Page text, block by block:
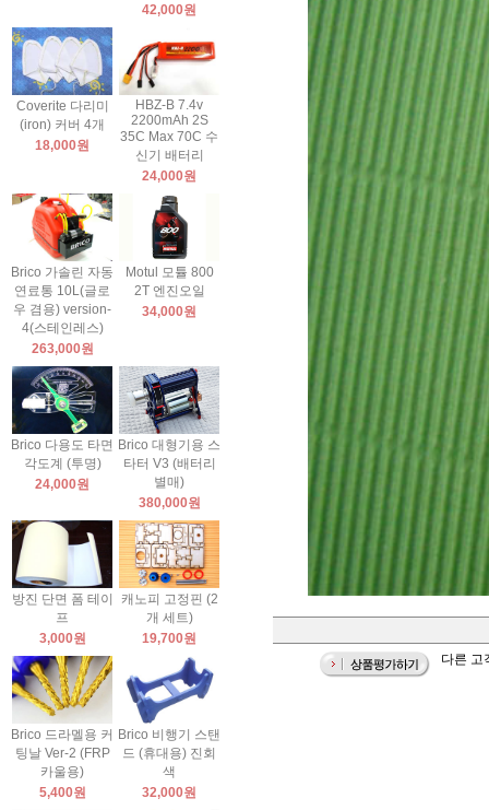
42,000원
Coverite 다리미
(iron) 커버 4개
18,000원
HBZ-B 7.4v
2200mAh 2S
35C Max 70C 수
신기 배터리
24,000원
Brico 가솔린 자동
연료통 10L(글로
우 겸용) version-
4(스테인레스)
263,000원
Motul 모튤 800
2T 엔진오일
34,000원
Brico 다용도 타면
각도계 (투명)
24,000원
Brico 대형기용 스
타터 V3 (배터리
별매)
380,000원
방진 단면 폼 테이
프
3,000원
캐노피 고정핀 (2
개 세트)
19,700원
Brico 드라멜용 커
팅날 Ver-2 (FRP
카울용)
5,400원
Brico 비행기 스탠
드 (휴대용) 진회
색
32,000원
다른 고